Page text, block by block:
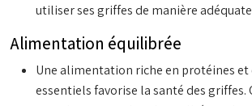
utiliser ses griffes de manière
Alimentation équilibrée
Une alimentation riche en protéines et
essentiels favorise la santé des griffes.